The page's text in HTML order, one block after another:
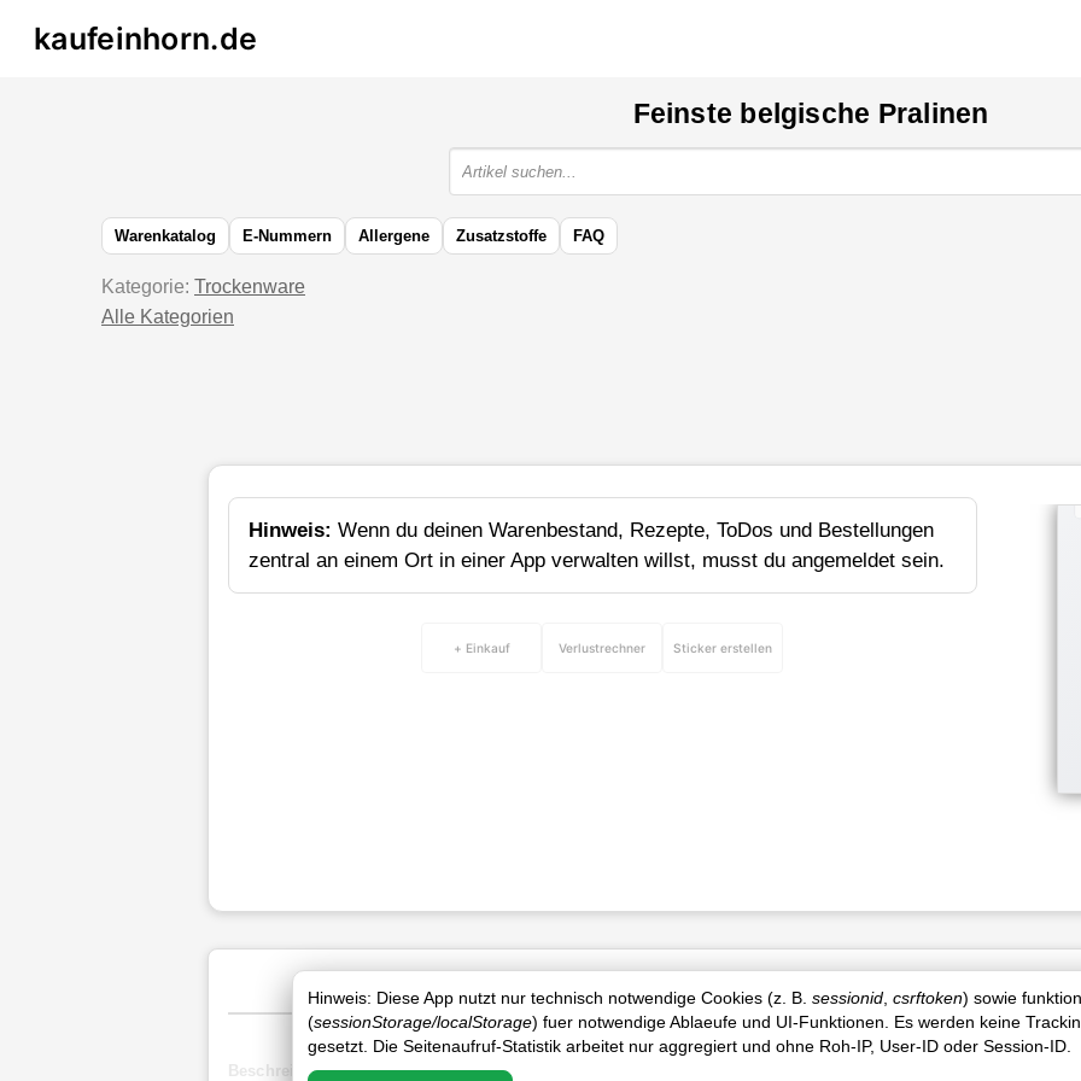
kaufeinhorn.de
Hinweis: Diese App nutzt nur technisch notwendige Cookies (z. B. sessionid csrftoken) sowie
(sessionStorage/localStorage) fuer notwendige Ablaeufe und UI-Funktionen. Es werden keine
gesetzt. Die Seitenaufruf-Statistik arbeitet nur aggregiert und ohne Roh-IP, User-ID oder Session-ID.
Feinste belgische Pralinen
Warenkatalog E-Nummern Allergene Zusatzstoffe FAQ
Kategorie: Trockenware
Alle Kategorien
Hinweis: Wenn du deinen Warenbestand, Rezepte, ToDos und Bestellungen
zentral an einem Ort in einer App verwalten willst, musst du angemeldet sein.
+ Einkauf Verlustrechner Sticker erstellen
Beschreibung